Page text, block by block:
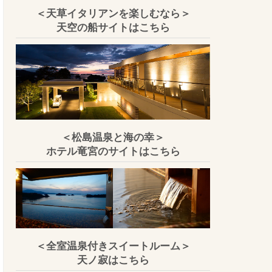
＜天草イタリアンを楽しむなら＞
天空の船サイトはこちら
＜松島温泉と海の幸＞
ホテル竜宮のサイトはこちら
＜全室温泉付きスイートルーム＞
天ノ寂はこちら